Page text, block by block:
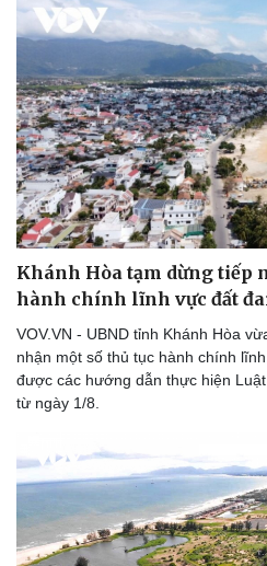
Doanh nghiệp
Doanh nghiệp 24h
Doanh nhân
Vì cộng đồng
Khánh Hòa tạm dừng tiếp
hành chính lĩnh vực đất
VOV.VN - UBND tỉnh Khánh Hòa
nhận một số thủ tục hành chính
được các hướng dẫn thực hiện
từ ngày 1/8.